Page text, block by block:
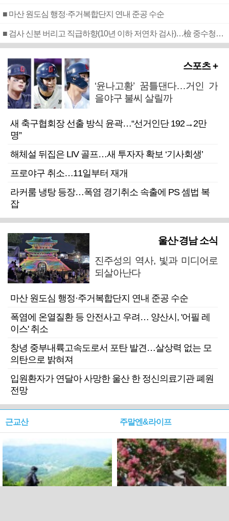
■ 마산 원도심 행정·주거복합단지 연내 준공 수순
■ 검사 신분 버리고 직급하향(10년 이하 저연차 검사)…檢 중수청행 기피
스포츠 +
‘윤나고황’ 꿈틀댄다…거인 가
을야구 불씨 살릴까
새 축구협회장 선출 방식 윤곽…“선거인단 192→2만
명”
해체설 뒤집은 LIV 골프…새 투자자 확보 ‘기사회생’
프로야구 취소…11일부터 재개
라커룸 냉탕 등장…폭염 경기취소 속출에 PS 셈법 복
잡
울산·경남 소식
진주성의 역사, 빛과 미디어로
되살아난다
마산 원도심 행정·주거복합단지 연내 준공 수순
폭염에 온열질환 등 안전사고 우려… 양산시, '어필 레
이스' 취소
창녕 중부내륙고속도로서 포탄 발견…살상력 없는 모
의탄으로 밝혀져
입원환자가 연달아 사망한 울산 한 정신의료기관 폐원
전망
근교산 주말엔&라이프